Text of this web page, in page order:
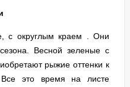
с округлым краем . Они
Весной зеленые с
рыжие оттенки к
это время на листе